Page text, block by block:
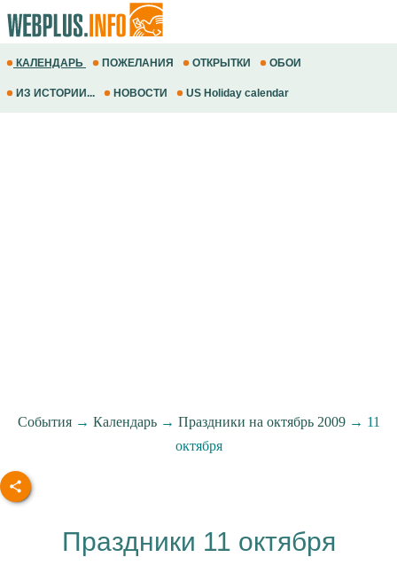
КАЛЕНДАРЬ ПОЖЕЛАНИЯ ОТКРЫТКИ ОБОИ
ИЗ ИСТОРИИ... НОВОСТИ US Holiday calendar
События→ Календарь→ Праздники на октябрь 2009→ 11
октября
Праздники 11 октября